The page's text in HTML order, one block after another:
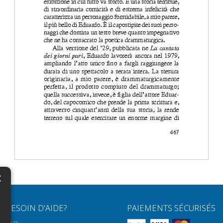
BESOIN D'AIDE? PAIEMENTS SÉCURISÉS